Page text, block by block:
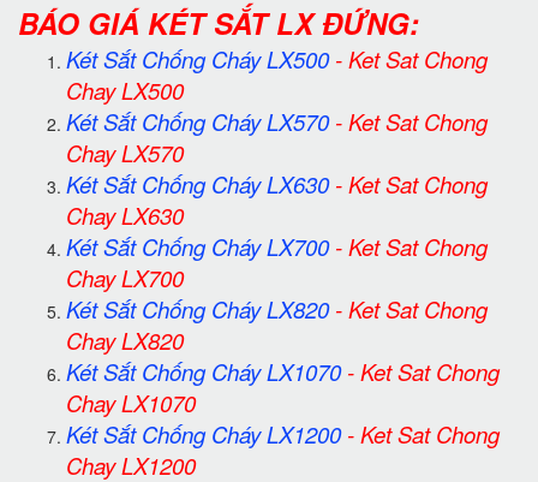
BÁO GIÁ KÉT SẮT LX ĐỨNG:
Két Sắt Chống Cháy LX500-Ket Sat Chong
Chay LX500
Két Sắt Chống Cháy LX570-Ket Sat Chong
Chay LX570
Két Sắt Chống Cháy LX630-Ket Sat Chong
Chay LX630
Két Sắt Chống Cháy LX700-Ket Sat Chong
Chay LX700
Két Sắt Chống Cháy LX820-Ket Sat Chong
Chay LX820
Két Sắt Chống Cháy LX1070-Ket Sat Chong
Chay LX1070
Két Sắt Chống Cháy LX1200-Ket Sat Chong
Chay LX1200